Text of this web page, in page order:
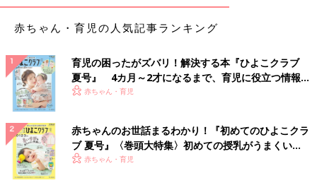
赤ちゃん・育児の人気記事ランキング
育児の困ったがズバリ！解決する本『ひよこクラブ
夏号』 4カ月～2才になるまで、育児に役立つ情報が
いっぱい！
赤ちゃん・育児
赤ちゃんのお世話まるわかり！『初めてのひよこクラ
ブ 夏号』〈巻頭大特集〉初めての授乳がうまくい
く！ おっぱい・ミルクの基本と夏のトラブル 解決テ
赤ちゃん・育児